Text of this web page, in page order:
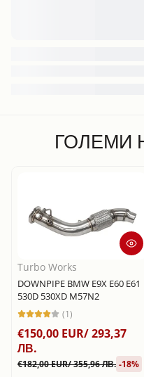
ГОЛЕМИ
Turbo Works
DOWNPIPE BMW E9X E60 E61
530D 530XD M57N2
(1)
€150,00 EUR/ 293,37
ЛВ.
€182,00 EUR/ 355,96 ЛВ. -18%